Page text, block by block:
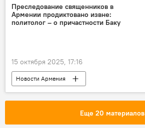
Преследование священников в
Армении продиктовано извне:
политолог – о причастности Баку
15 октября 2025, 17:16
Новости Армения
Армянская Апостольская церковь
Еще 20 материалов